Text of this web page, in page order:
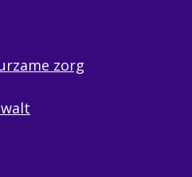
zorg